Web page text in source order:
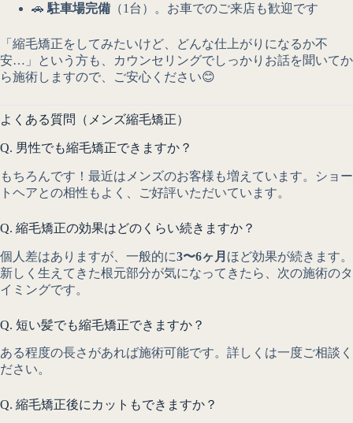
🚗 駐車場完備 （1台）。お車でのご来店も歓迎です
「縮毛矯正をしてみたいけど、どんな仕上がりになるか不
安…」という方も、カウンセリングでしっかりお話を聞いてか
ら施術しますので、ご安心ください😊
よくある質問（メンズ縮毛矯正）
Q. 男性でも縮毛矯正できますか？
もちろんです！最近はメンズのお客様も増えています。ショー
トヘアとの相性もよく、ご好評いただいています。
Q. 縮毛矯正の効果はどのくらい続きますか？
個人差はありますが、一般的に3〜6ヶ月 ほど効果が続きます。
新しく生えてきた根元部分が気になってきたら、次の施術のタ
イミングです。
Q. 短い髪でも縮毛矯正できますか？
ある程度の長さがあれば施術可能です。詳しくは一度ご相談く
ださい。
Q. 縮毛矯正後にカットもできますか？